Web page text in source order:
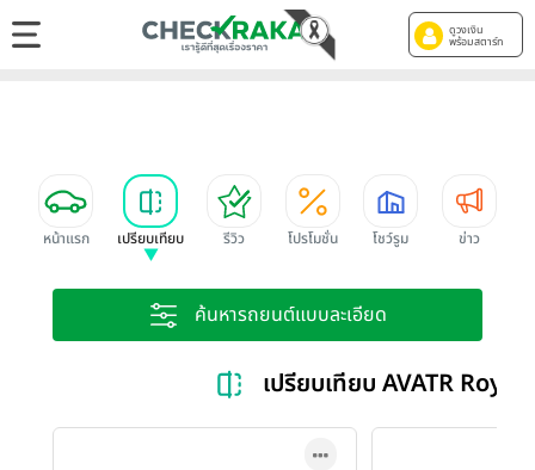
ดูวงเงิน
พร้อมสตาร์ท
หน้าแรก เปรียบเทียบ รีวิว โปรโมชั่น โชว์รูม ข่าว
ค้นหารถยนต์แบบละเอียด
เปรียบเทียบ AVATR